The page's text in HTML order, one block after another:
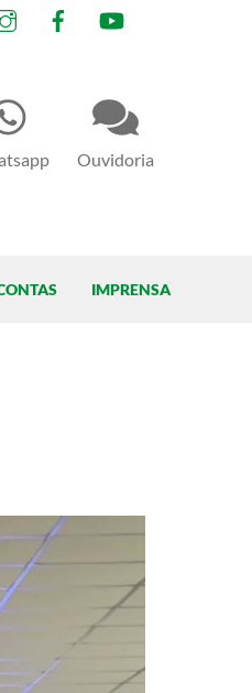
Ouvidoria
InstagramFacebook
IMPRENSA